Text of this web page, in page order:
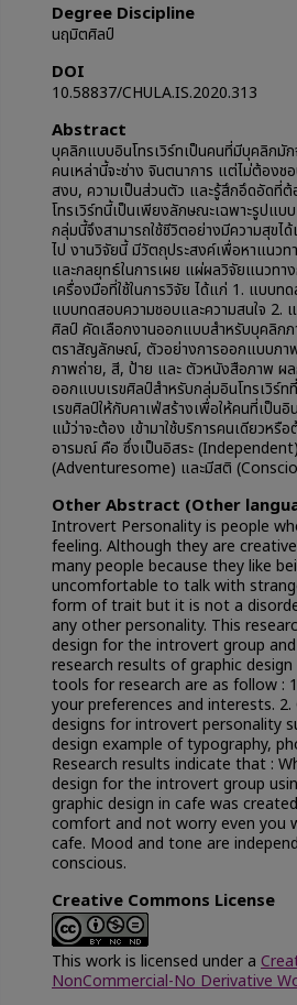
Degree Discipline
นฤมิตศิลป์
DOI
10.58837/CHULA.IS.2020.313
Abstract
บุคลิกแบบอินโทรเวิร์ทเป็นคนที่มีบุคลิกมั
คนเหล่านี้จะช่าง จินตนาการ แต่ไม่ต้องช
สงบ, ความเป็นส่วนตัว และรู้สึกอึดอัด
โทรเวิร์ทนี้เป็นเพียงลักษณะเฉพาะรูปแ
กลุ่มนี้จึงสามารถใช้ชีวิตอย่างมีความสุข
ไป งานวิจัยนี้ มีวัตถุประสงค์เพื่อหาแนว
และกลยุทธ์ในการเผย แผ่ผลวิจัยแนวทา
เครื่องมือที่ใช้ในการวิจัย ได้แก่ 1. แบบ
แบบทดสอบความชอบและความสนใจ 2.
ศิลป์ คัดเลือกงานออกแบบสำหรับบุคลิก
ตราสัญลักษณ์, ตัวอย่างการออกแบบภา
ภาพถ่าย, สี, ป้าย และ ตัวหนังสือภาพ ผ
ออกแบบเรขศิลป์สำหรับกลุ่มอินโทรเวิร์
เรขศิลป์ให้กับคาเฟ่สร้างเพื่อให้คนที่เป็น
แม้ว่าจะต้อง เข้ามาใช้บริการคนเดียวห
อารมณ์ คือ ซึ่งเป็นอิสระ
(Adventuresome) และมีสติ
Other Abstract (Other
Introvert Personality is people
feeling. Although they are
many people because they like
uncomfortable to talk with
form of trait but it is not a
any other personality. This
design for the introvert group
research results of graphic
tools for research are as follow
your preferences and interests.
designs for introvert personality
design example of typography,
Research results indicate that :
design for the introvert group
graphic design in cafe was
comfort and not worry even you
cafe. Mood and tone are
conscious.
Creative Commons License
This work is licensed under a
NonCommercial-No Derivative